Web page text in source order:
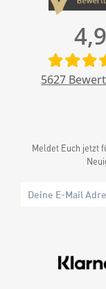
4,9
5627
Meldet Euch jetzt